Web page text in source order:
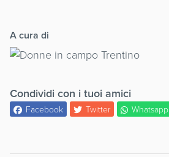
A cura di
Condividi con i tuoi amici
Facebook Twitter Whatsapp